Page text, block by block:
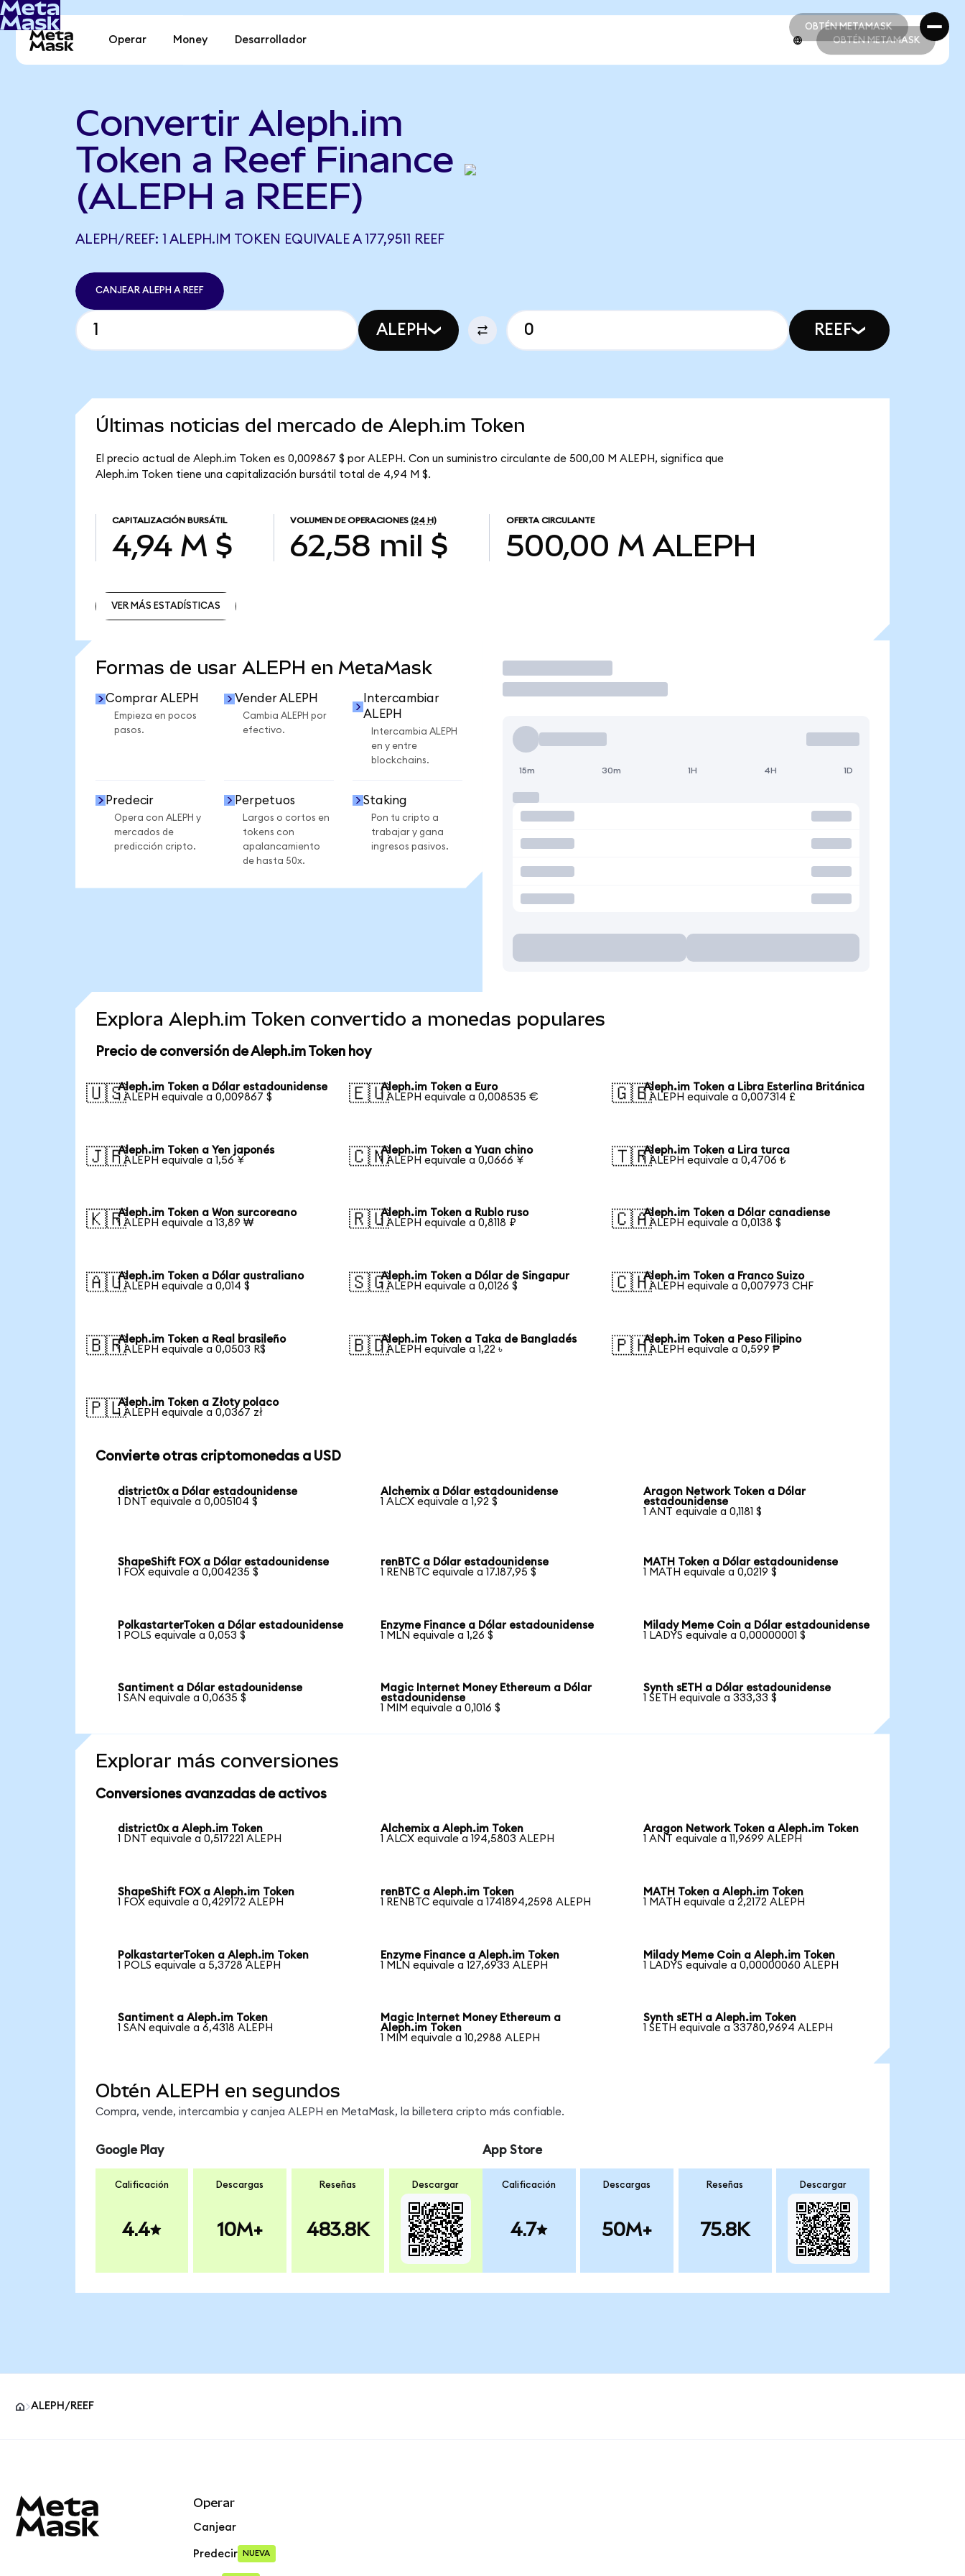
OBTÉN METAMASK
OBTÉN METAMASK
Operar Money Desarrollador OBTÉN METAMASK
Convertir Aleph.im
Token a Reef Finance
(ALEPH a REEF)
ALEPH/REEF: 1 ALEPH.IM TOKEN EQUIVALE A 177,9511 REEF
CANJEAR ALEPH A REEF
ALEPH REEF
Últimas noticias del mercado de Aleph.im Token
El precio actual de Aleph.im Token es 0,009867 $ por ALEPH. Con un suministro circulante de 500,00 M ALEPH, significa que
Aleph.im Token tiene una capitalización bursátil total de 4,94 M $.
CAPITALIZACIÓN BURSÁTIL
4,94 M $
VOLUMEN DE OPERACIONES (24 H)
62,58 mil $
OFERTA CIRCULANTE
500,00 M ALEPH
VER MÁS ESTADÍSTICAS
Formas de usar ALEPH en MetaMask
Comprar ALEPH
Empieza en pocos
pasos.
Vender ALEPH
Cambia ALEPH por
efectivo.
Intercambiar
ALEPH
Intercambia ALEPH
en y entre
blockchains.
Predecir
Opera con ALEPH y
mercados de
predicción cripto.
Perpetuos
Largos o cortos en
tokens con
apalancamiento
de hasta 50x.
Staking
Pon tu cripto a
trabajar y gana
ingresos pasivos.
Operar
15m 30m 1H 4H 1D
Explora Aleph.im Token convertido a monedas populares
Precio de conversión de Aleph.im Token hoy
🇺🇸Aleph.im Token a Dólar estadounidense
1 ALEPH equivale a 0,009867 $
🇪🇺Aleph.im Token a Euro
1 ALEPH equivale a 0,008535 €
🇬🇧Aleph.im Token a Libra Esterlina Británica
1 ALEPH equivale a 0,007314 £
🇯🇵Aleph.im Token a Yen japonés
1 ALEPH equivale a 1,56 ¥
🇨🇳Aleph.im Token a Yuan chino
1 ALEPH equivale a 0,0666 ¥
🇹🇷Aleph.im Token a Lira turca
1 ALEPH equivale a 0,4706 ₺
🇰🇷Aleph.im Token a Won surcoreano
1 ALEPH equivale a 13,89 ₩
🇷🇺Aleph.im Token a Rublo ruso
1 ALEPH equivale a 0,8118 ₽
🇨🇦Aleph.im Token a Dólar canadiense
1 ALEPH equivale a 0,0138 $
🇦🇺Aleph.im Token a Dólar australiano
1 ALEPH equivale a 0,014 $
🇸🇬Aleph.im Token a Dólar de Singapur
1 ALEPH equivale a 0,0126 $
🇨🇭Aleph.im Token a Franco Suizo
1 ALEPH equivale a 0,007973 CHF
🇧🇷Aleph.im Token a Real brasileño
1 ALEPH equivale a 0,0503 R$
🇧🇩Aleph.im Token a Taka de Bangladés
1 ALEPH equivale a 1,22 ৳
🇵🇭Aleph.im Token a Peso Filipino
1 ALEPH equivale a 0,599 ₱
🇵🇱Aleph.im Token a Złoty polaco
1 ALEPH equivale a 0,0367 zł
Convierte otras criptomonedas a USD
district0x a Dólar estadounidense
1 DNT equivale a 0,005104 $
Alchemix a Dólar estadounidense
1 ALCX equivale a 1,92 $
Aragon Network Token a Dólar
estadounidense
1 ANT equivale a 0,1181 $
ShapeShift FOX a Dólar estadounidense
1 FOX equivale a 0,004235 $
renBTC a Dólar estadounidense
1 RENBTC equivale a 17.187,95 $
MATH Token a Dólar estadounidense
1 MATH equivale a 0,0219 $
PolkastarterToken a Dólar estadounidense
1 POLS equivale a 0,053 $
Enzyme Finance a Dólar estadounidense
1 MLN equivale a 1,26 $
Milady Meme Coin a Dólar estadounidense
1 LADYS equivale a 0,00000001 $
Santiment a Dólar estadounidense
1 SAN equivale a 0,0635 $
Magic Internet Money Ethereum a Dólar
estadounidense
1 MIM equivale a 0,1016 $
Synth sETH a Dólar estadounidense
1 SETH equivale a 333,33 $
Explorar más conversiones
Conversiones avanzadas de activos
district0x a Aleph.im Token
1 DNT equivale a 0,517221 ALEPH
Alchemix a Aleph.im Token
1 ALCX equivale a 194,5803 ALEPH
Aragon Network Token a Aleph.im Token
1 ANT equivale a 11,9699 ALEPH
ShapeShift FOX a Aleph.im Token
1 FOX equivale a 0,429172 ALEPH
renBTC a Aleph.im Token
1 RENBTC equivale a 1741894,2598 ALEPH
MATH Token a Aleph.im Token
1 MATH equivale a 2,2172 ALEPH
PolkastarterToken a Aleph.im Token
1 POLS equivale a 5,3728 ALEPH
Enzyme Finance a Aleph.im Token
1 MLN equivale a 127,6933 ALEPH
Milady Meme Coin a Aleph.im Token
1 LADYS equivale a 0,00000060 ALEPH
Santiment a Aleph.im Token
1 SAN equivale a 6,4318 ALEPH
Magic Internet Money Ethereum a
Aleph.im Token
1 MIM equivale a 10,2988 ALEPH
Synth sETH a Aleph.im Token
1 SETH equivale a 33780,9694 ALEPH
Obtén ALEPH en segundos
Compra, vende, intercambia y canjea ALEPH en MetaMask, la billetera cripto más confiable.
Google Play
Calificación
4.4
Descargas
10M+
Reseñas
483.8K
Descargar
App Store
Calificación
4.7
Descargas
50M+
Reseñas
75.8K
Descargar
ALEPH/REEF
Operar
Canjear
Predecir NUEVA